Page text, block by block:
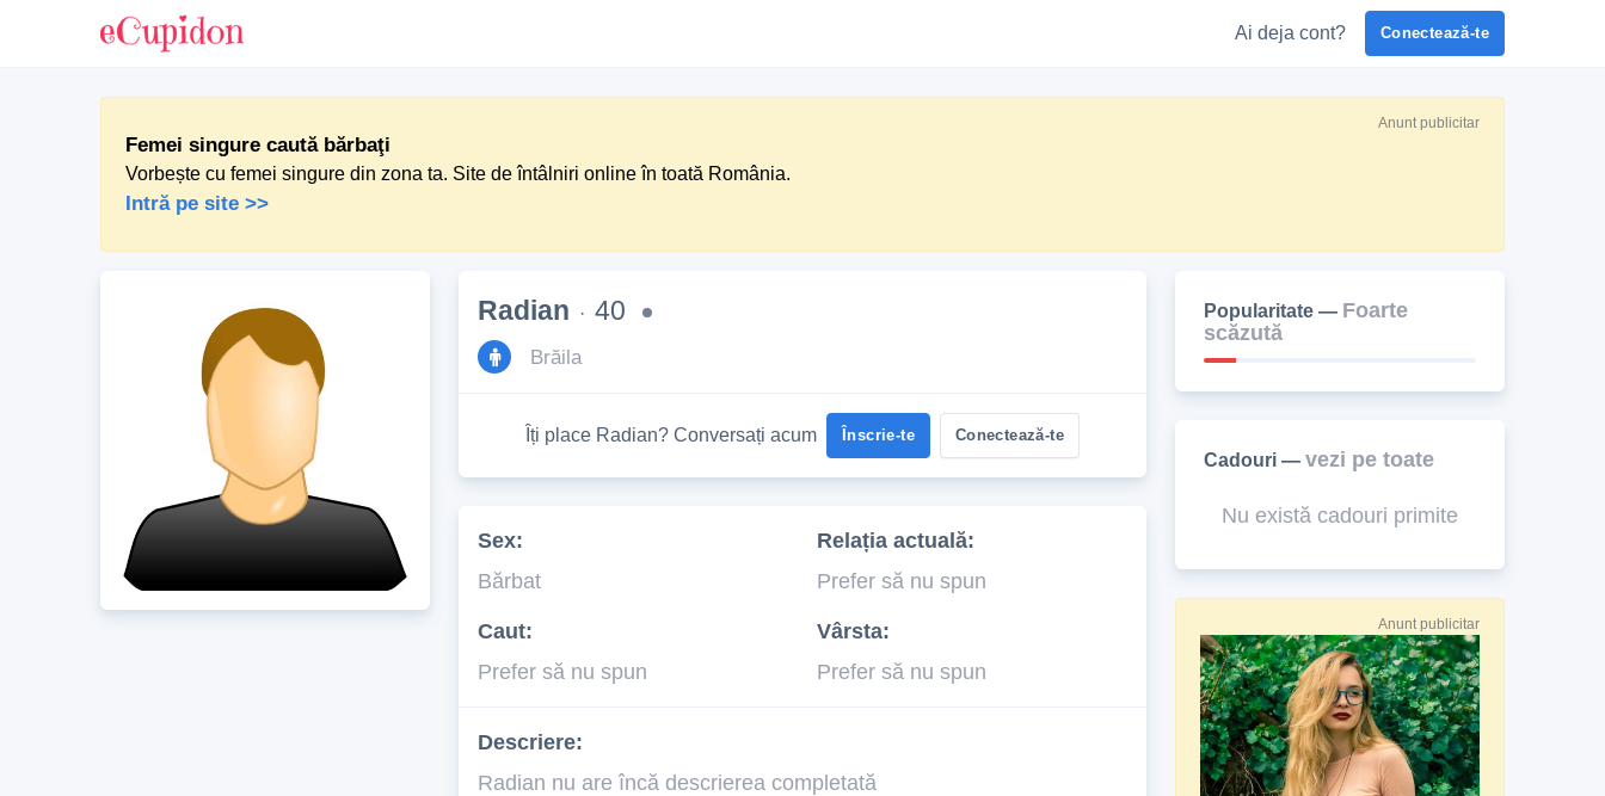
Ai deja cont? Conectează-te
Anunt publicitar
Femei singure caută bărbaţi
Vorbește cu femei singure din zona ta. Site de întâlniri online în toată România.
Intră pe site >>
Radian · 40
Brăila
Îți place Radian? Conversați acum Înscrie-te Conectează-te
Sex:
Bărbat
Relația actuală:
Prefer să nu spun
Caut:
Prefer să nu spun
Vârsta:
Prefer să nu spun
Descriere:
Radian nu are încă descrierea completată
Popularitate — Foarte
scăzută
Cadouri — vezi pe toate
Nu există cadouri primite
Anunt publicitar